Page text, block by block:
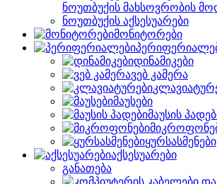
ნოუთბუქის მახსოვრობის
ნოუთბუქის აქსესუარები
მონიტორები
დინამიკები
ვებ კამერა
მაუსები
მაუსის
ყურსასმენები
აქსესუარები
განათება